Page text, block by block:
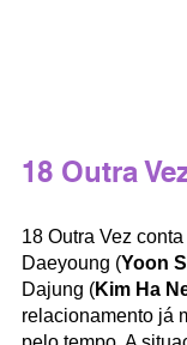
18 Outra
18 Outra Vez
Daeyoung (Yoon
Dajung (Kim Ha
relacionamento já